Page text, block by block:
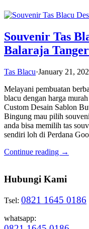
Souvenir Tas
Balaraja
Tas Blacu·January 21,
Melayani pembuatan
blacu dengan harga
Custom Desain Sablon
Bingung mau pilih
anda bisa memilih tas
sendiri loh di Perdana
Continue reading →
Hubungi Kami
Tsel: 0821 1645 0186
whatsapp: